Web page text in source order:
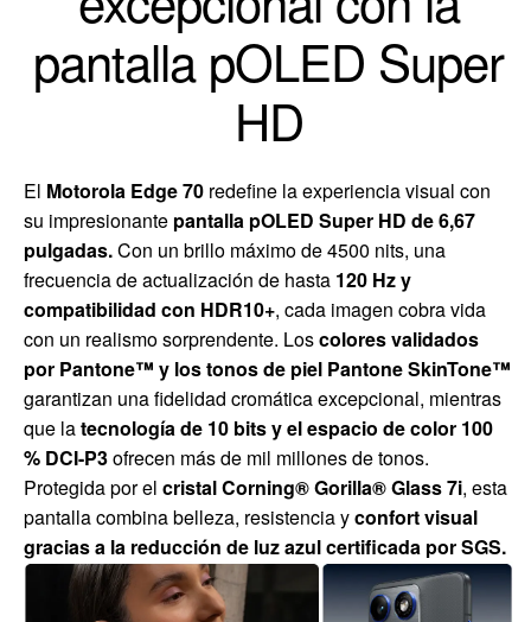
pantalla pOLED Super
HD
El Motorola Edge 70 redefine la experiencia visual con
su impresionante pantalla pOLED Super HD de 6,67
pulgadas.Con un brillo máximo de 4500 nits, una
frecuencia de actualización de hasta 120 Hz y
compatibilidad con HDR10+, cada imagen cobra vida
con un realismo sorprendente. Loscolores validados
por Pantone™ y los tonos de piel Pantone SkinTone™
garantizan una fidelidad cromática excepcional, mientras
que latecnología de 10 bits y el espacio de color 100
% DCI-P3ofrecen más de mil millones de tonos.
Protegida por el cristal Corning® Gorilla® Glass 7i, esta
pantalla combina belleza, resistencia yconfort visual
gracias a la reducción de luz azul certificada por SGS.